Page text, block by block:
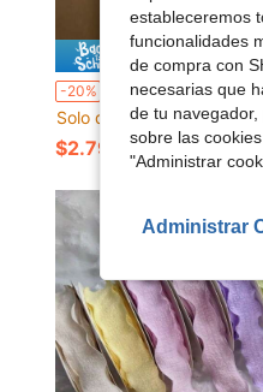
Ahorro
-20%
3 piezas Cinta de advertencia de Halloween para decoración de fiesta, Decoraciones de Halloween, Cinta de precaución con diseño de calavera y salpicaduras de sangre, Suministros para fiesta de Halloween, Adecuado para casa embrujada,
Solo quedan 10
$2.79
estableceremos
funcionalidades
de compra con
necesarias que
de tu
sobre las
"Administrar
Administrar